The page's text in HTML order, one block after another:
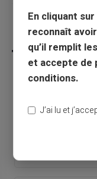
Partager cet
alternatives
En cliquant
reconnaît
qu’il remplit
et accepte de
conditions.
J’ai lu et